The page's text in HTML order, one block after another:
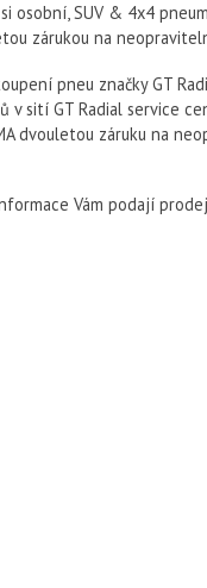
osobní, SUV & 4x4
zárukou na
pneu značky GT
v sití GT Radial service
dvouletou záruku na
Vám podají